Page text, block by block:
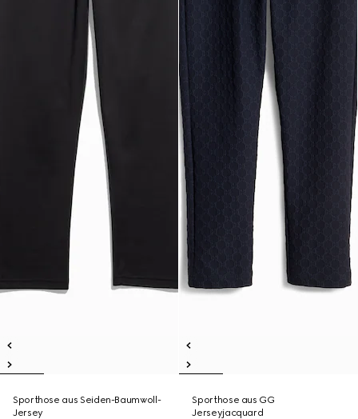
Sporthose aus Seiden-Baumwoll-
Jersey
Sporthose aus GG
Jerseyjacquard